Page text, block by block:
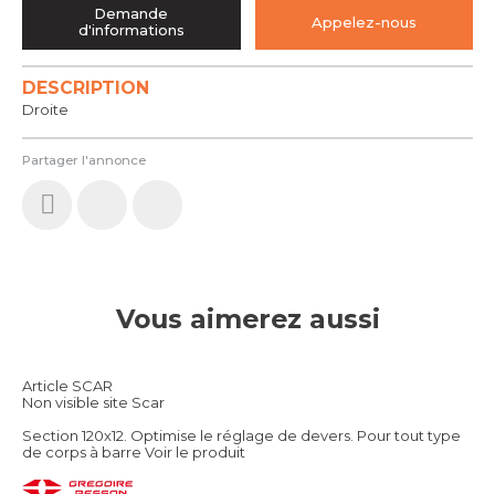
Partager l'annonce
DESCRIPTION
Droite
Demande
d'informations
Appelez-nous
Vous aimerez aussi
Article SCAR
Non visible site Scar
Section 120x12. Optimise le réglage de devers. Pour tout type
de corps à barre Voir le produit